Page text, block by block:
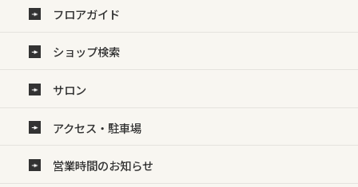
フロアガイド
ショップ検索
サロン
アクセス・駐車場
営業時間のお知らせ